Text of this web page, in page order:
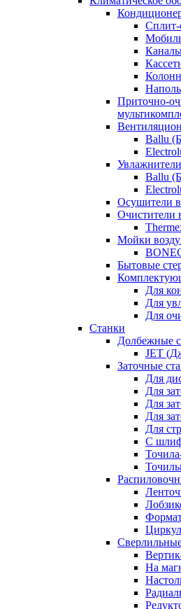
Приточно-
Ballu
Ballu
Осушители
Очистители
Мойки
Бытовые
Для
Для
Для
Станки
Долбежные
JET
Заточные
Для
Для
Для
Для
Для
С
На